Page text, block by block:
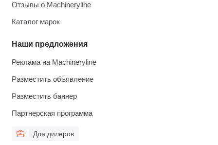
Отзывы о Machineryline
Каталог марок
Наши предложения
Реклама на Machineryline
Разместить объявление
Разместить баннер
Партнерская программа
Для дилеров